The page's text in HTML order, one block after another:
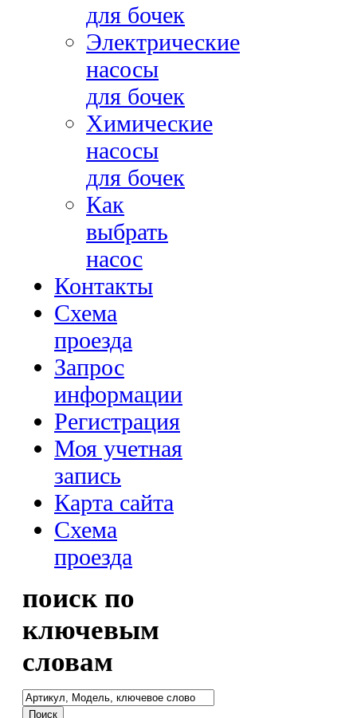
для бочек
Электрические
насосы
для бочек
Химические
насосы
для бочек
Как
выбрать
насос
Контакты
Схема
проезда
Запрос
информации
Регистрация
Моя учетная
запись
Карта сайта
Схема
проезда
поиск по
ключевым
словам